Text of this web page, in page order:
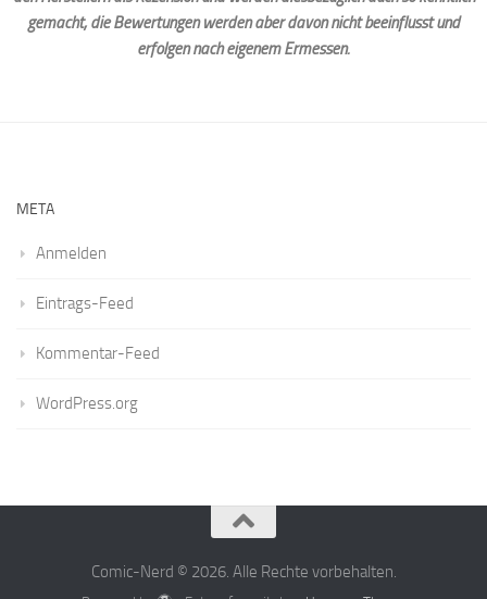
gemacht, die Bewertungen werden aber davon nicht beeinflusst und
erfolgen nach eigenem Ermessen.
META
Anmelden
Eintrags-Feed
Kommentar-Feed
WordPress.org
Comic-Nerd © 2026. Alle Rechte vorbehalten.